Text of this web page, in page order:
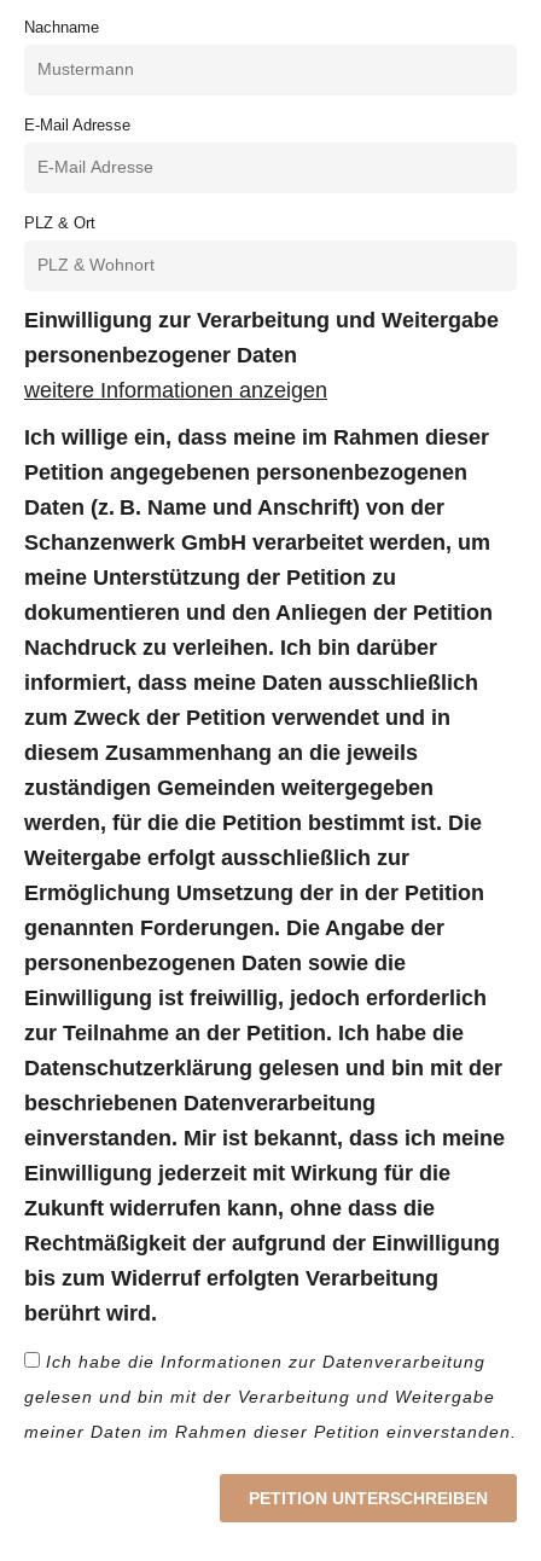
Nachname
E-Mail Adresse
PLZ & Ort
Einwilligung zur Verarbeitung und Weitergabe
personenbezogener Daten
weitere Informationen anzeigen
Ich willige ein, dass meine im Rahmen dieser
Petition angegebenen personenbezogenen
Daten (z. B. Name und Anschrift) von der
Schanzenwerk GmbH verarbeitet werden, um
meine Unterstützung der Petition zu
dokumentieren und den Anliegen der Petition
Nachdruck zu verleihen. Ich bin darüber
informiert, dass meine Daten ausschließlich
zum Zweck der Petition verwendet und in
diesem Zusammenhang an die jeweils
zuständigen Gemeinden weitergegeben
werden, für die die Petition bestimmt ist. Die
Weitergabe erfolgt ausschließlich zur
Ermöglichung Umsetzung der in der Petition
genannten Forderungen. Die Angabe der
personenbezogenen Daten sowie die
Einwilligung ist freiwillig, jedoch erforderlich
zur Teilnahme an der Petition. Ich habe die
Datenschutzerklärung gelesen und bin mit der
beschriebenen Datenverarbeitung
einverstanden. Mir ist bekannt, dass ich meine
Einwilligung jederzeit mit Wirkung für die
Zukunft widerrufen kann, ohne dass die
Rechtmäßigkeit der aufgrund der Einwilligung
bis zum Widerruf erfolgten Verarbeitung
berührt wird.
Ich habe die Informationen zur Datenverarbeitung
gelesen und bin mit der Verarbeitung und Weitergabe
meiner Daten im Rahmen dieser Petition einverstanden.
PETITION UNTERSCHREIBEN